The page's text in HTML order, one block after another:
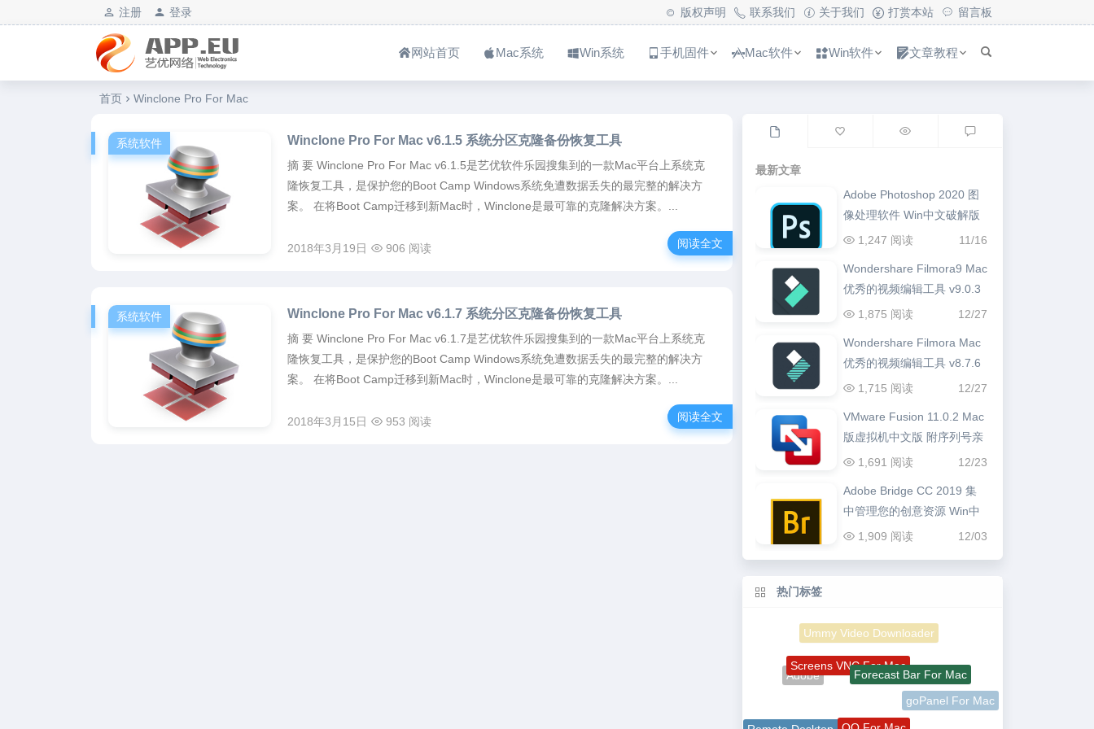
注册 登录 版权声明 联系我们 关于我们 打赏本站 留言板
艺优软件乐园
网站首页 Mac系统 Win系统 手机固件 Mac软件 Win软件 文章教程
首页 Winclone Pro For Mac
系统软件 Winclone Pro For Mac v6.1.5 系统分区克隆备份恢复工具
摘 要 Winclone Pro For Mac v6.1.5是艺优软件乐园搜集到的一款Mac平台上系统克
隆恢复工具，是保护您的Boot Camp Windows系统免遭数据丢失的最完整的解决方
案。 在将Boot Camp迁移到新Mac时，Winclone是最可靠的克隆解决方案。...
2018年3月19日 906 阅读 阅读全文
系统软件 Winclone Pro For Mac v6.1.7 系统分区克隆备份恢复工具
摘 要 Winclone Pro For Mac v6.1.7是艺优软件乐园搜集到的一款Mac平台上系统克
隆恢复工具，是保护您的Boot Camp Windows系统免遭数据丢失的最完整的解决方
案。 在将Boot Camp迁移到新Mac时，Winclone是最可靠的克隆解决方案。...
2018年3月15日 953 阅读 阅读全文
最新文章
Adobe Photoshop 2020 图
像处理软件 Win中文破解版
11/16
1,247 阅读
Wondershare Filmora9 Mac
优秀的视频编辑工具 v9.0.3
12/27
1,875 阅读
Wondershare Filmora Mac
优秀的视频编辑工具 v8.7.6
12/27
1,715 阅读
VMware Fusion 11.0.2 Mac
版虚拟机中文版 附序列号亲
测可用
12/23
1,691 阅读
Adobe Bridge CC 2019 集
中管理您的创意资源 Win中
文版
12/03
1,909 阅读
热门标签
Ummy Video Downloader
Adobe
Screens VNC For Mac
Forecast Bar For Mac
goPanel For Mac
Remote Desktop Manager
QQ For Mac